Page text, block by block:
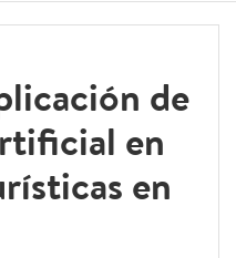
de
en
en